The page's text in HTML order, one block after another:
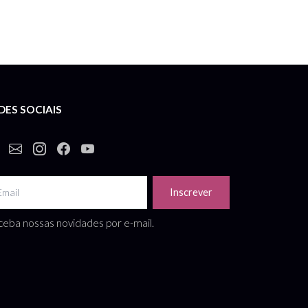
SOCIAIS
Inscrever
nossas novidades por e-mail.